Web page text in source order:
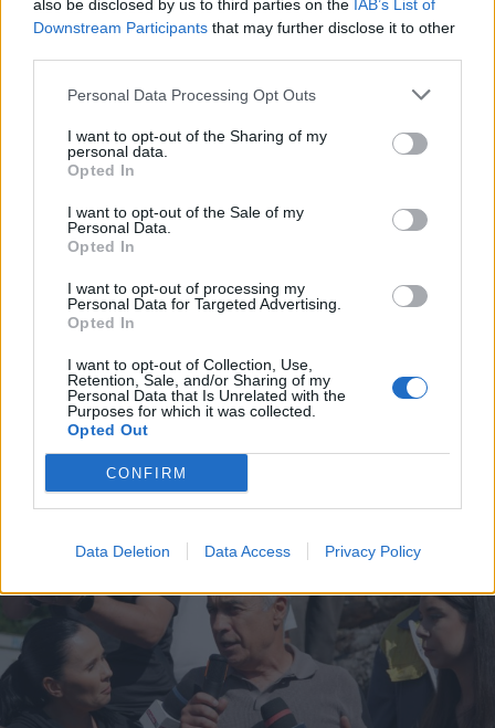
also be disclosed by us to third parties on the IAB’s List of
Downstream Participants that may further disclose it to other
Personal Data Processing Opt Outs
I want to opt-out of the Sharing of my
personal data.
Opted In
I want to opt-out of the Sale of my
Personal Data.
Opted In
I want to opt-out of processing my
Personal Data for Targeted Advertising.
Opted In
I want to opt-out of Collection, Use,
Retention, Sale, and/or Sharing of my
Personal Data that Is Unrelated with the
Purposes for which it was collected.
Opted Out
CONFIRM
Data Deletion Data Access Privacy Policy
2026. augusztus 06., csütörtök
3,3-as erősségű földrengés volt
csütörtök délután